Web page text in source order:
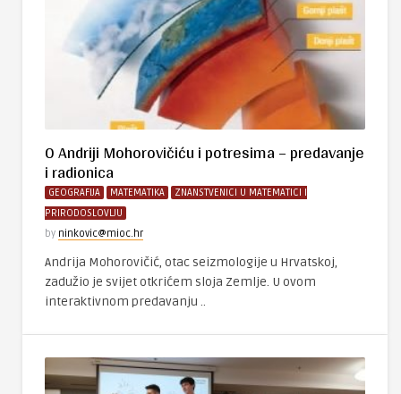
O Andriji Mohorovičiću i potresima – predavanje
i radionica
GEOGRAFIJA MATEMATIKA
ZNANSTVENICI U MATEMATICI I
PRIRODOSLOVLJU
by ninkovic@mioc.hr
Andrija Mohorovičić, otac seizmologije u Hrvatskoj,
zadužio je svijet otkrićem sloja Zemlje. U ovom
interaktivnom predavanju ..